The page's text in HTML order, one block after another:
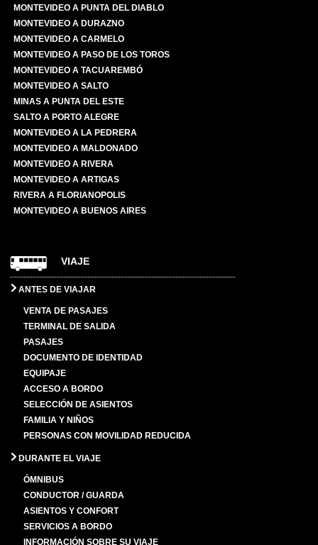
MONTEVIDEO A PUNTA DEL DIABLO
MONTEVIDEO A DURAZNO
MONTEVIDEO A CARMELO
MONTEVIDEO A PASO DE LOS TOROS
MONTEVIDEO A TACUAREMBÓ
MONTEVIDEO A SALTO
MINAS A PUNTA DEL ESTE
SALTO A PORTO ALEGRE
MONTEVIDEO A LA PEDRERA
MONTEVIDEO A MALDONADO
MONTEVIDEO A RIVERA
MONTEVIDEO A ARTIGAS
RIVERA A FLORIANOPOLIS
MONTEVIDEO A BUENOS AIRES
VIAJE
ANTES DE VIAJAR
VENTA DE PASAJES
TERMINAL DE SALIDA
PASAJES
DOCUMENTO DE IDENTIDAD
EQUIPAJE
ACCESO A BORDO
SELECCIÓN DE ASIENTOS
FAMILIA Y NIÑOS
PERSONAS CON MOVILIDAD REDUCIDA
DURANTE EL VIAJE
ÓMNIBUS
CONDUCTOR / GUARDA
ASIENTOS Y CONFORT
SERVICIOS A BORDO
INFORMACIÓN SOBRE SU VIAJE